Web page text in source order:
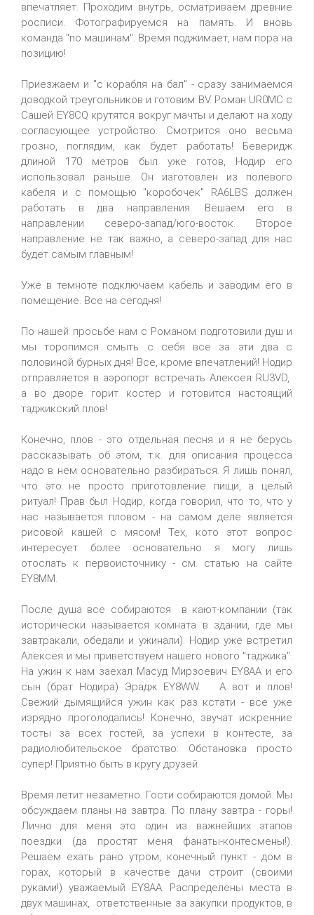
впечатляет. Проходим внутрь, осматриваем древние
росписи. Фотографируемся на память. И вновь
команда "по машинам". Время поджимает, нам пора на
позицию!
Приезжаем и "с корабля на бал" - сразу занимаемся
доводкой треугольников и готовим BV. Роман UR0MC с
Сашей EY8CQ крутятся вокруг мачты и делают на ходу
согласующее устройство. Смотрится оно весьма
грозно, поглядим, как будет работать! Беверидж
длиной 170 метров был уже готов, Нодир его
использовал раньше. Он изготовлен из полевого
кабеля и с помощью "коробочек" RA6LBS должен
работать в два направления. Вешаем его в
направлении северо-запад/юго-восток. Второе
направление не так важно, а северо-запад для нас
будет самым главным!
Уже в темноте подключаем кабель и заводим его в
помещение. Все на сегодня!
По нашей просьбе нам с Романом подготовили душ и
мы торопимся смыть с себя все за эти два с
половиной бурных дня! Все, кроме впечатлений! Нодир
отправляется в аэропорт встречать Алексея RU3VD,
а во дворе горит костер и готовится настоящий
таджикский плов!
Конечно, плов - это отдельная песня и я не берусь
рассказывать об этом, т.к. для описания процесса
надо в нем основательно разбираться. Я лишь понял,
что это не просто приготовление пищи, а целый
ритуал! Прав был Нодир, когда говорил, что то, что у
нас называется пловом - на самом деле является
рисовой кашей с мясом! Тех, кото этот вопрос
интересует более основательно я могу лишь
отослать к первоисточнику - см. статью на сайте
EY8MM.
После душа все собираются в кают-компании (так
исторически называется комната в здании, где мы
завтракали, обедали и ужинали). Нодир уже встретил
Алексея и мы приветствуем нашего нового "таджика".
На ужин к нам заехал Масуд Мирзоевич EY8AA и его
сын (брат Нодира) Эрадж EY8WW. А вот и плов!
Свежий дымящийся ужин как раз кстати - все уже
изрядно проголодались! Конечно, звучат искренние
тосты за всех гостей, за успехи в контесте, за
радиолюбительское братство: Обстановка просто
супер! Приятно быть в кругу друзей.
Время летит незаметно. Гости собираются домой. Мы
обсуждаем планы на завтра. По плану завтра - горы!
Лично для меня это один из важнейших этапов
поездки (да простят меня фанаты-контесмены!).
Решаем ехать рано утром, конечный пункт - дом в
горах, который в качестве дачи строит (своими
руками!) уважаемый EY8AA. Распределены места в
двух машинах, ответственные за закупки продуктов, в